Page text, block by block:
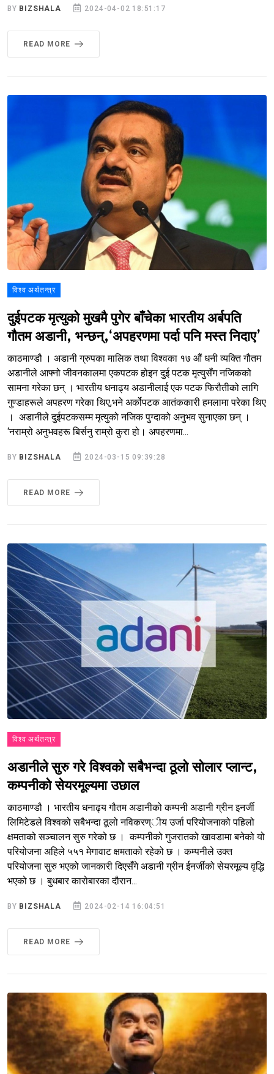
BY BIZSHALA 2024-04-02 18:51:17
READ MORE
विश्व अर्थतन्त्र
दुईपटक मृत्युको मुखमै पुगेर बाँचेका भारतीय अर्बपति
गौतम अडानी, भन्छन्,‘अपहरणमा पर्दा पनि मस्त निदाए’
काठमाण्डौ । अडानी ग्रुपका मालिक तथा विश्वका १७ औं धनी व्यक्ति गौतम
अडानीले आफ्नो जीवनकालमा एकपटक होइन दुई पटक मृत्युसँग नजिकको
सामना गरेका छन् । भारतीय धनाढ्य अडानीलाई एक पटक फिरौतीको लागि
गुण्डाहरूले अपहरण गरेका थिए,भने अर्कोपटक आतंककारी हमलामा परेका थिए
। अडानीले दुईपटकसम्म मृत्युको नजिक पुग्दाको अनुभव सुनाएका छन् ।
‘नराम्रो अनुभवहरू बिर्सनु राम्रो कुरा हो। अपहरणमा...
BY BIZSHALA 2024-03-15 09:39:28
READ MORE
विश्व अर्थतन्त्र
अडानीले सुरु गरे विश्वको सबैभन्दा ठूलो सोलार प्लान्ट,
कम्पनीको सेयरमूल्यमा उछाल
काठमाण्डौ । भारतीय धनाढ्य गौतम अडानीको कम्पनी अडानी ग्रीन इनर्जी
लिमिटेडले विश्वको सबैभन्दा ठूलो नविकरण्ीय उर्जा परियोजनाको पहिलो
क्षमताको सञ्चालन सुरु गरेको छ । कम्पनीको गुजरातको खावडामा बनेको यो
परियोजना अहिले ५५१ मेगावाट क्षमताको रहेको छ । कम्पनीले उक्त
परियोजना सुरु भएको जानकारी दिएसँगे अडानी ग्रीन ईनर्जीको सेयरमूल्य वृद्धि
भएको छ । बुधबार कारोबारका दौरान...
BY BIZSHALA 2024-02-14 16:04:51
READ MORE